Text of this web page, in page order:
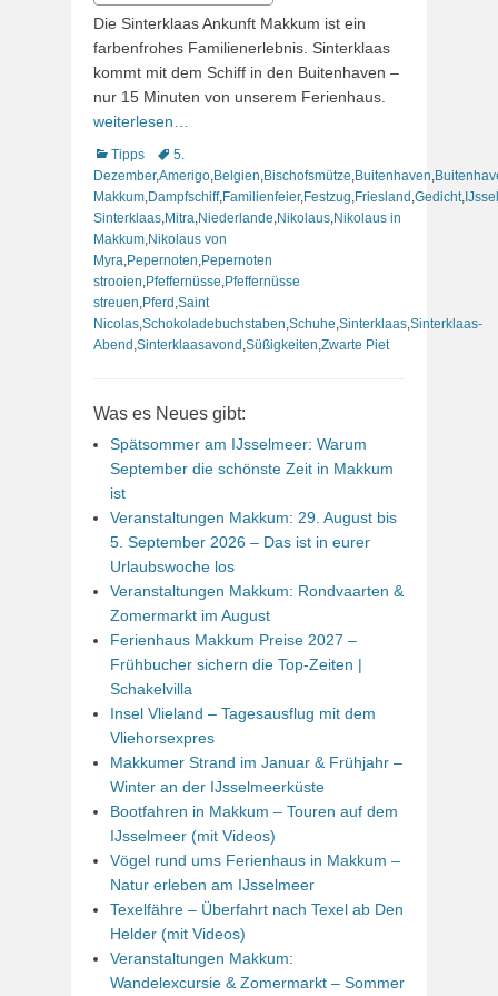
Die Sinterklaas Ankunft Makkum ist ein
farbenfrohes Familienerlebnis. Sinterklaas
kommt mit dem Schiff in den Buitenhaven –
nur 15 Minuten von unserem Ferienhaus.
weiterlesen…
Kategorien
Tipps Schlagworte
5.
Dezember,Amerigo Belgien Bischofsmütze Buitenhaven
Makkum Dampfschiff, Familienfeier, Festzug Friesland Gedicht
Sinterklaas Mitra Niederlande Nikolaus Nikolaus in
Makkum Nikolaus von
Myra Pepernoten Pepernoten
strooien Pfeffernüsse Pfeffernüsse
streuen Pferd Saint
Nicolas Schokoladebuchstaben Schuhe Sinterklaas Sinterklaas-
Abend Sinterklaasavond Süßigkeiten Zwarte Piet
Was es Neues gibt:
Spätsommer am IJsselmeer: Warum
September die schönste Zeit in Makkum
ist
Veranstaltungen Makkum: 29. August bis
5. September 2026 – Das ist in eurer
Urlaubswoche los
Veranstaltungen Makkum: Rondvaarten &
Zomermarkt im August
Ferienhaus Makkum Preise 2027 –
Frühbucher sichern die Top-Zeiten |
Schakelvilla
Insel Vlieland – Tagesausflug mit dem
Vliehorsexpres
Makkumer Strand im Januar & Frühjahr –
Winter an der IJsselmeerküste
Bootfahren in Makkum – Touren auf dem
IJsselmeer (mit Videos)
Vögel rund ums Ferienhaus in Makkum –
Natur erleben am IJsselmeer
Texelfähre – Überfahrt nach Texel ab Den
Helder (mit Videos)
Veranstaltungen Makkum:
Wandelexcursie & Zomermarkt – Sommer